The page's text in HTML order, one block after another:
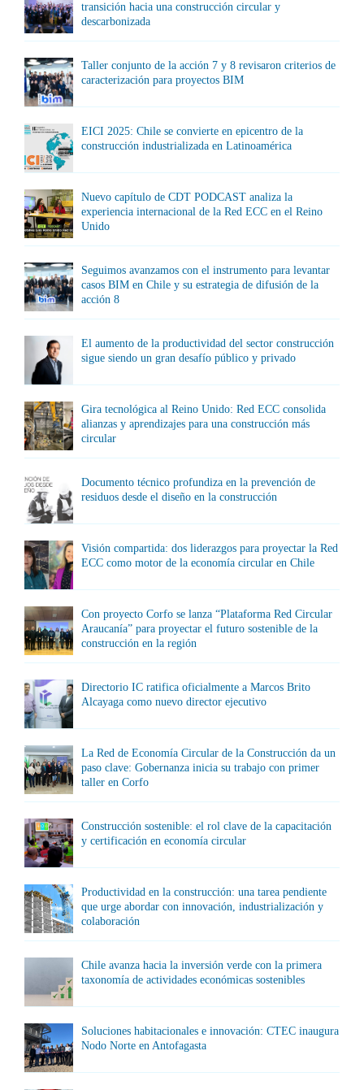
transición hacia una construcción circular y
descarbonizada
Taller conjunto de la acción 7 y 8 revisaron criterios de
caracterización para proyectos BIM
EICI 2025: Chile se convierte en epicentro de la
construcción industrializada en Latinoamérica
Nuevo capítulo de CDT PODCAST analiza la
experiencia internacional de la Red ECC en el Reino
Unido
Seguimos avanzamos con el instrumento para levantar
casos BIM en Chile y su estrategia de difusión de la
acción 8
El aumento de la productividad del sector construcción
sigue siendo un gran desafío público y privado
Gira tecnológica al Reino Unido: Red ECC consolida
alianzas y aprendizajes para una construcción más
circular
Documento técnico profundiza en la prevención de
residuos desde el diseño en la construcción
Visión compartida: dos liderazgos para proyectar la Red
ECC como motor de la economía circular en Chile
Con proyecto Corfo se lanza “Plataforma Red Circular
Araucanía” para proyectar el futuro sostenible de la
construcción en la región
Directorio IC ratifica oficialmente a Marcos Brito
Alcayaga como nuevo director ejecutivo
La Red de Economía Circular de la Construcción da un
paso clave: Gobernanza inicia su trabajo con primer
taller en Corfo
Construcción sostenible: el rol clave de la capacitación
y certificación en economía circular
Productividad en la construcción: una tarea pendiente
que urge abordar con innovación, industrialización y
colaboración
Chile avanza hacia la inversión verde con la primera
taxonomía de actividades económicas sostenibles
Soluciones habitacionales e innovación: CTEC inaugura
Nodo Norte en Antofagasta